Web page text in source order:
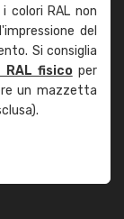
colori RAL non
del
Si consiglia
fisicoper
un mazzetta